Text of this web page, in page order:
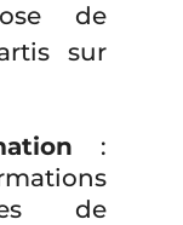
de
sur
:
de